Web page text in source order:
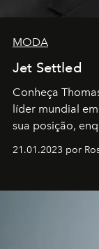
MODA
Jet Settled
Conheça
líder mundial
sua posição,
21.01.2023 por